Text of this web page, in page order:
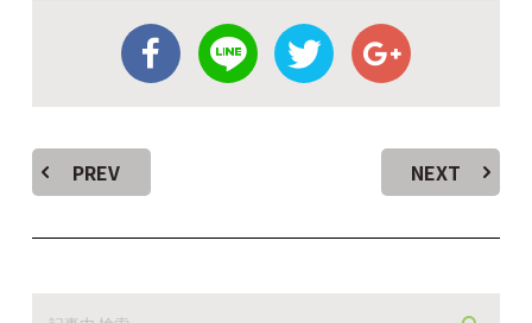
PREV NEXT